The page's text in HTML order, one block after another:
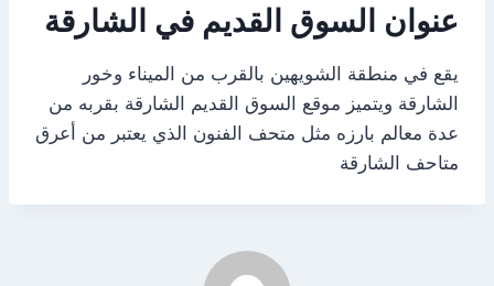
عنوان السوق القديم في الشارقة
يقع في منطقة الشويهين بالقرب من الميناء وخور
الشارقة ويتميز موقع السوق القديم الشارقة بقربه من
عدة معالم بارزه مثل متحف الفنون الذي يعتبر من أعرق
متاحف الشارقة